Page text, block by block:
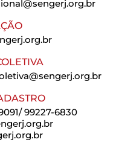
99227-6830